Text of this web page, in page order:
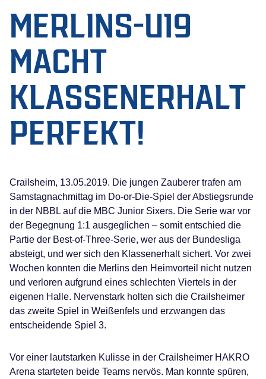
MERLINS-U19
MACHT
KLASSENERHALT
PERFEKT!
Crailsheim, 13.05.2019. Die jungen Zauberer trafen am
Samstagnachmittag im Do-or-Die-Spiel der Abstiegsrunde
in der NBBL auf die MBC Junior Sixers. Die Serie war vor
der Begegnung 1:1 ausgeglichen – somit entschied die
Partie der Best-of-Three-Serie, wer aus der Bundesliga
absteigt, und wer sich den Klassenerhalt sichert. Vor zwei
Wochen konnten die Merlins den Heimvorteil nicht nutzen
und verloren aufgrund eines schlechten Viertels in der
eigenen Halle. Nervenstark holten sich die Crailsheimer
das zweite Spiel in Weißenfels und erzwangen das
entscheidende Spiel 3.
Vor einer lautstarken Kulisse in der Crailsheimer HAKRO
Arena starteten beide Teams nervös. Man konnte spüren,